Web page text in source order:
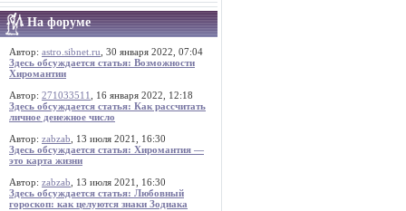
На форуме
Автор: astro.sibnet.ru , 30 января 2022, 07:04
Здесь обсуждается статья: Возможности
Хиромантии
Автор: 271033511
, 16 января 2022, 12:18
Здесь обсуждается статья: Как рассчитать
личное денежное число
Автор: zabzab , 13 июля 2021, 16:30
Здесь обсуждается статья: Хиромантия —
это карта жизни
Автор: zabzab , 13 июля 2021, 16:30
Здесь обсуждается статья: Любовный
гороскоп: как целуются знаки Зодиака